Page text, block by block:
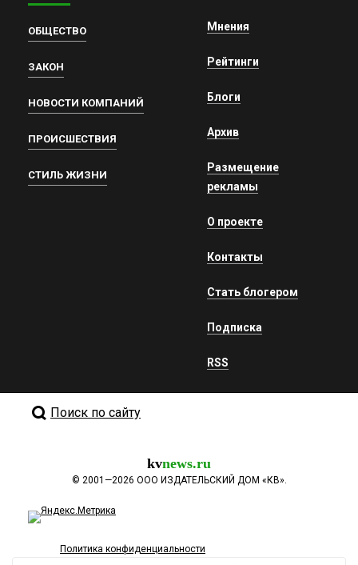
ОБЩЕСТВО
ЗАКОН
НОВОСТИ КОМПАНИЙ
ПРОИСШЕСТВИЯ
СТИЛЬ ЖИЗНИ
Мнения
Рейтинги
Блоги
Архив
Размещение
рекламы
О проекте
Контакты
Стать блогером
Подписка
RSS
Поиск по сайту
kvnews.ru
© 2001—2026 ООО ИЗДАТЕЛЬСКИЙ ДОМ «КВ».
Политика конфиденциальности